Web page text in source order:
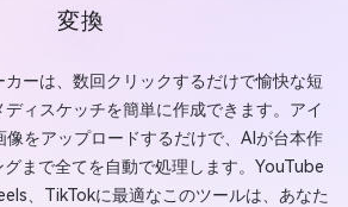
変換
ーは、数回クリックするだけで愉快な短
ィスケッチを簡単に作成できます。アイ
をアップロードするだけで、AIが台本作
まで全てを自動で処理します。YouTube
、TikTokに最適なこのツールは、あなた